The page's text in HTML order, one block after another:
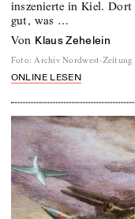
inszenierte in Kiel.
gut, was …
von Klaus Zehelein
Foto: Archiv Nordwest-Zeitung
ONLINE LESEN